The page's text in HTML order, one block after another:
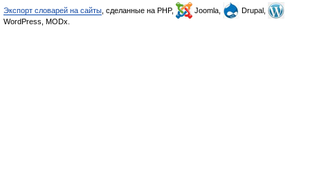
Экспорт словарей на сайты , сделанные на PHP, Joomla,
Drupal,
WordPress, MODx.